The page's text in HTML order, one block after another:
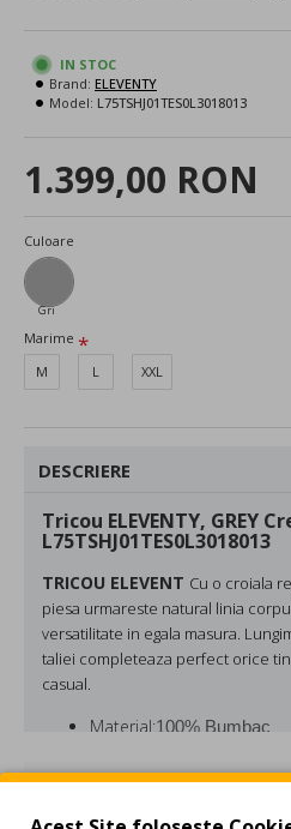
1.399,00 RON
IN STOC
Brand: ELEVENTY
Model: L75TSHJ01TES0L3018013
Culoare
Gri
Marime
M
L XXL
DESCRIERE
Tricou ELEVENTY, GREY
L75TSHJ01TES0L3018013
TRICOU ELEVENT Cu o croiala
piesa urmareste natural linia
versatilitate in egala masura.
taliei completeaza perfect orice
casual.
Material:100% Bumbac
REVIEW-URI